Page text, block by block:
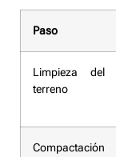
Paso
Limpieza del
terreno
Compactación